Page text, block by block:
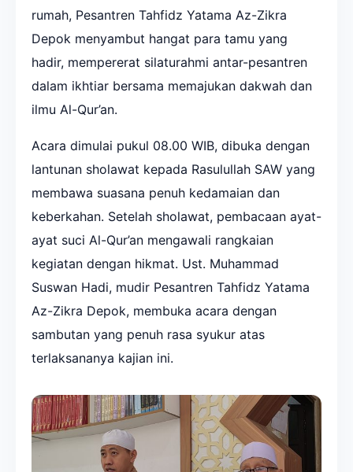
rumah, Pesantren Tahfidz Yatama Az-Zikra
Depok menyambut hangat para tamu yang
hadir, mempererat silaturahmi antar-pesantren
dalam ikhtiar bersama memajukan dakwah dan
ilmu Al-Qur’an.
Acara dimulai pukul 08.00 WIB, dibuka dengan
lantunan sholawat kepada Rasulullah SAW yang
membawa suasana penuh kedamaian dan
keberkahan. Setelah sholawat, pembacaan ayat-
ayat suci Al-Qur’an mengawali rangkaian
kegiatan dengan hikmat. Ust. Muhammad
Suswan Hadi, mudir Pesantren Tahfidz Yatama
Az-Zikra Depok, membuka acara dengan
sambutan yang penuh rasa syukur atas
terlaksananya kajian ini.